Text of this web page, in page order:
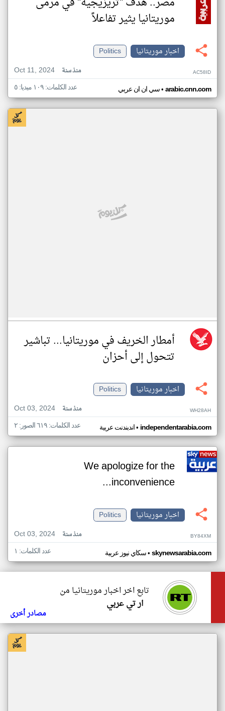
موريتانيا يثير تفاعلاً
اخبار موريتانيا
Politics
Oct 11, 2024
منذ سنة AC58ID
سي ان ان عربي• arabic.cnn.com عدد الكلمات: ١٠٩ ميديا: ٥
أمطار الخريف في موريتانيا... تباشير
تتحول إلى أحزان
اخبار موريتانيا
Politics
Oct 03, 2024
منذ سنة WH28AH
اندبندنت عربية• independentarabia.com عدد الكلمات: ٦١٩ الصور: ٢
We apologize for the
inconvenience...
اخبار موريتانيا
Politics
Oct 03, 2024
منذ سنة BY84XM
سكاي نيوز عربية• skynewsarabia.com عدد الكلمات: ١
تابع اخر اخبار موريتانيا من
ار تي عربي
مصادر أخرى